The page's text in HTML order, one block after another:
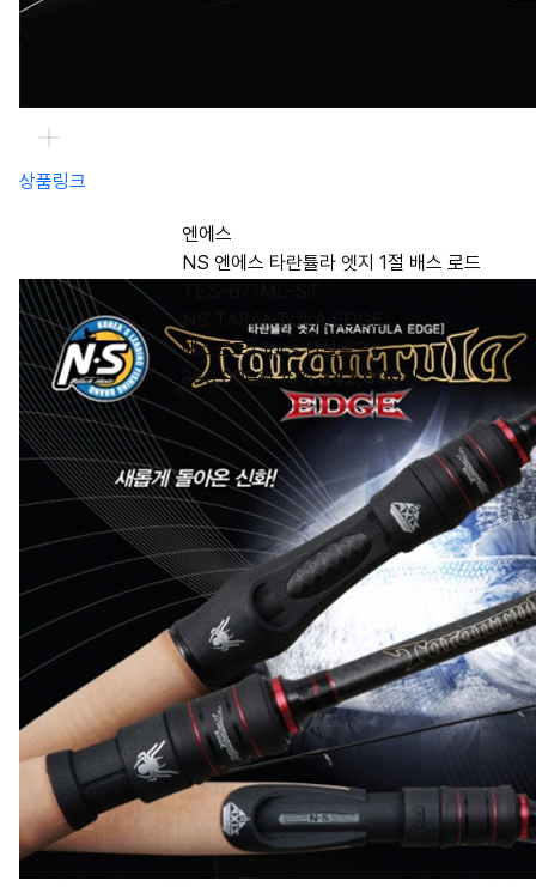
상품링크
엔에스
NS 엔에스 타란튤라 엣지 1절 배스 로드
NS TARANTULA EDGE
배스로드│1pcs (1절로드)
380,000원 10% 342,000원